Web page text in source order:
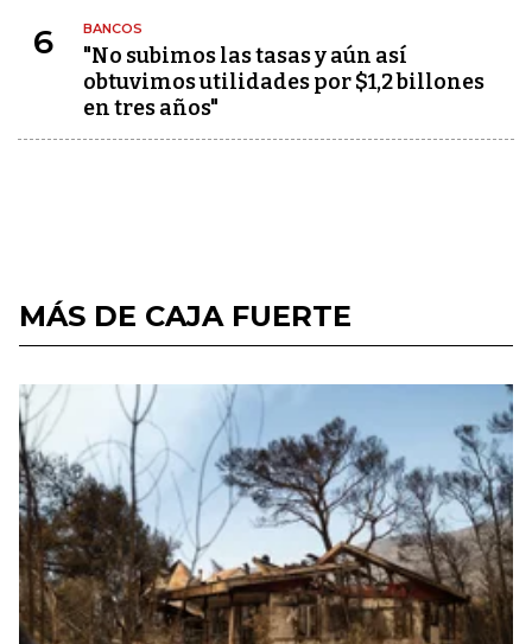
6 BANCOS
"No subimos las tasas y aún así
obtuvimos utilidades por $1,2 billones
en tres años"
MÁS DE CAJA FUERTE